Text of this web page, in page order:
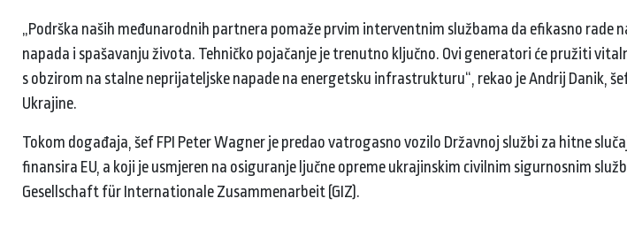
„Podrška naših međunarodnih partnera pomaže prvim interventnim službama da efikasno rade
napada i spašavanju života. Tehničko pojačanje je trenutno ključno. Ovi generatori će pružiti
s obzirom na stalne neprijateljske napade na energetsku infrastrukturu“, rekao je Andrij Danik,
Ukrajine.
Tokom događaja, šef FPI Peter Wagner je predao vatrogasno vozilo Državnoj službi za hitne
finansira EU, a koji je usmjeren na osiguranje ljučne opreme ukrajinskim civilnim sigurnosnim
Gesellschaft für Internationale Zusammenarbeit (GIZ).